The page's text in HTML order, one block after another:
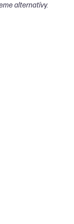
alternatívy.